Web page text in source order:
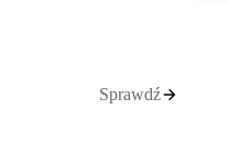
Sprawdź